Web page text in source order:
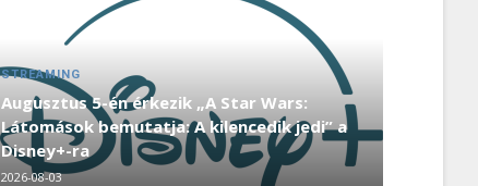
STREAMING
Augusztus 5-én érkezik „A Star Wars:
Látomások bemutatja: A kilencedik jedi” a
Disney+-ra
2026-08-03